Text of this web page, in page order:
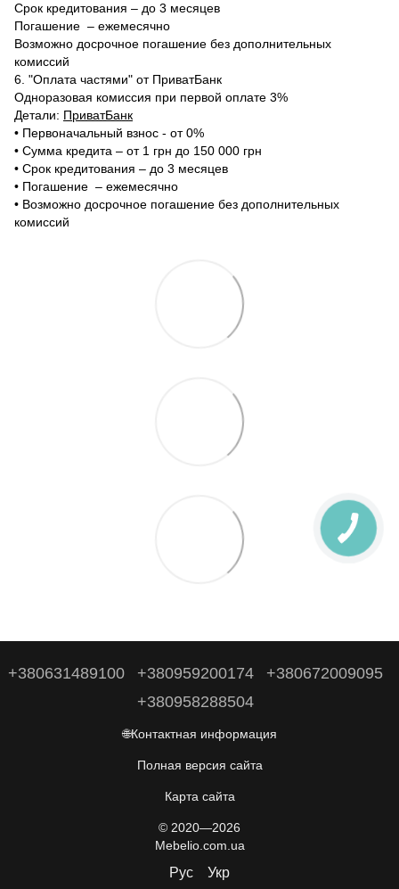
Срок кредитования – до 3 месяцев
Погашение – ежемесячно
Возможно досрочное погашение без дополнительных
комиссий
6. "Оплата частями" от ПриватБанк
Одноразовая комиссия при первой оплате 3%
Детали: ПриватБанк
•‎ Первоначальный взнос - от 0%
•‎ Сумма кредита – от 1 грн до 150 000 грн
•‎ Срок кредитования – до 3 месяцев
•‎ Погашение – ежемесячно
•‎ Возможно досрочное погашение без дополнительных
комиссий
+380631489100 +380959200174
+380672009095
+380958288504
🌐Контактная информация
Полная версия сайта
Карта сайта
© 2020—2026
Mebelio.com.ua
Рус Укр